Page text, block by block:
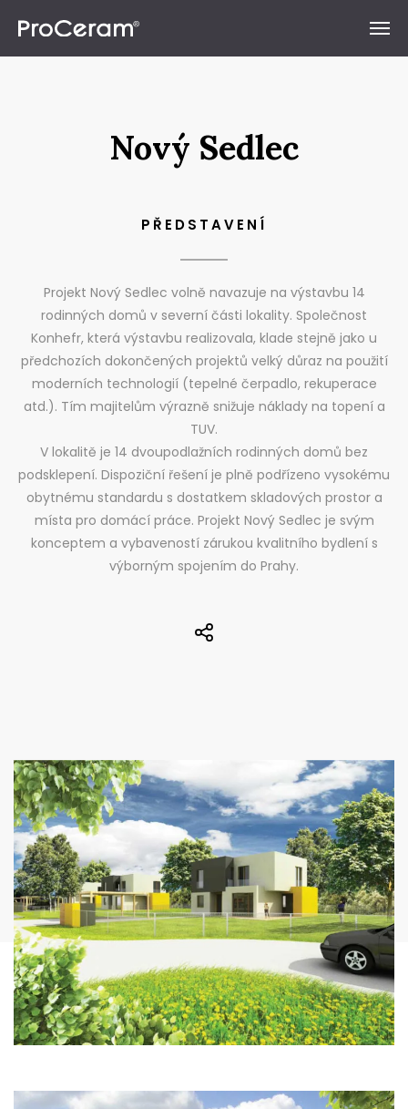
Nový Sedlec
PŘEDSTAVENÍ
Projekt Nový Sedlec volně navazuje na výstavbu 14
rodinných domů v severní části lokality. Společnost
Konhefr, která výstavbu realizovala, klade stejně jako u
předchozích dokončených projektů velký důraz na použití
moderních technologií (tepelné čerpadlo, rekuperace
atd.). Tím majitelům výrazně snižuje náklady na topení a
TUV.
V lokalitě je 14 dvoupodlažních rodinných domů bez
podsklepení. Dispoziční řešení je plně podřízeno vysokému
obytnému standardu s dostatkem skladových prostor a
místa pro domácí práce. Projekt Nový Sedlec je svým
konceptem a vybaveností zárukou kvalitního bydlení s
výborným spojením do Prahy.